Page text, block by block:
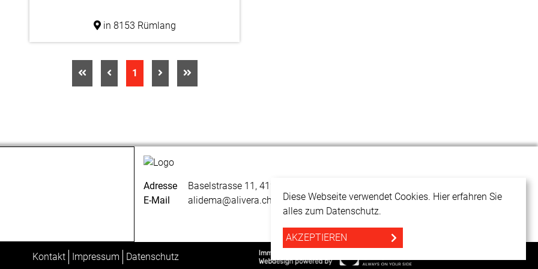
in 8153 Rümlang
1
Adresse Baselstrasse 11, 4125 Riehen
E-Mail
alidema@alivera.ch
Kontakt Impressum Datenschutz
Diese Webseite verwendet Cookies. Hier erfahren Sie
alles zum Datenschutz.
AKZEPTIEREN